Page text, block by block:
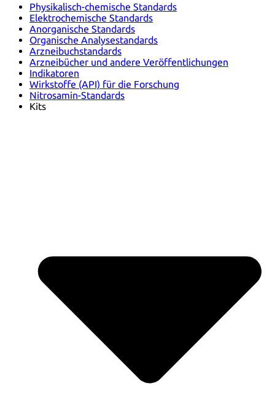
Physikalisch-chemische Standards
Elektrochemische Standards
Anorganische Standards
Organische Analysestandards
Arzneibuchstandards
Arzneibücher und andere Veröffentlichungen
Indikatoren
Wirkstoffe (API) für die Forschung
Nitrosamin-Standards
Kits